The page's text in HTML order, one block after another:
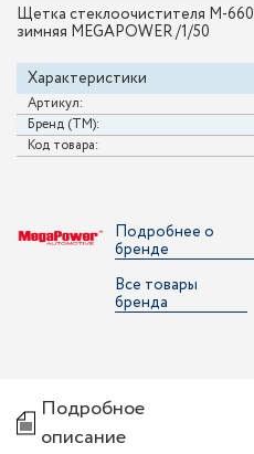
Щетка стеклоочистителя M-
зимняя MEGAPOWER /1/50
Характеристики
Артикул:
Бренд (ТМ):
Код товара:
Подробнее о
бренде
Все товары
бренда
Подробное
описание